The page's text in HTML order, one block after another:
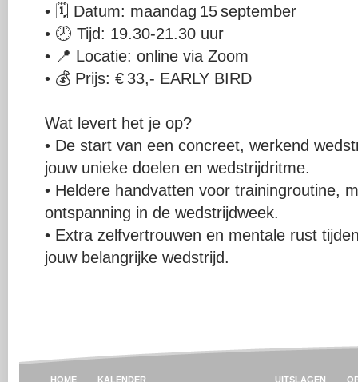
• 🗓 Datum: maandag 15 september
• 🕗 Tijd: 19.30-21.30 uur
• 📍 Locatie: online via Zoom
• 💰 Prijs: € 33,- EARLY BIRD
Wat levert het je op?
• De start van een concreet, werkend
jouw unieke doelen en wedstrijdritme.
• Heldere handvatten voor trainingroutine,
ontspanning in de wedstrijdweek.
• Extra zelfvertrouwen en mentale rust
jouw belangrijke wedstrijd.
HOME
KALENDER
UITSLAGEN